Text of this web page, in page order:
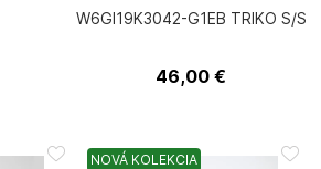
W6GI19K3042-G1EB TRIKO S/S
46,00 €
NOVÁ KOLEKCIA